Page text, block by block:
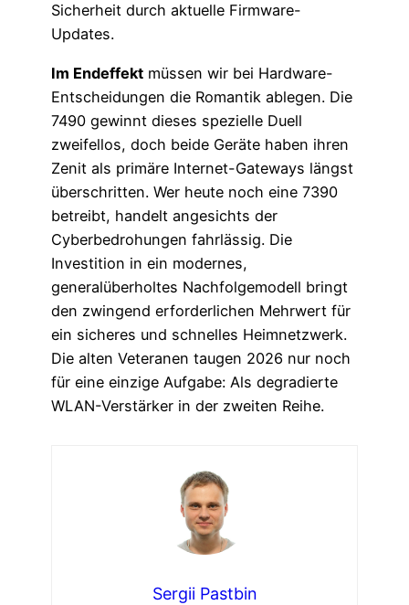
Sicherheit durch aktuelle Firmware-
Updates.
Im Endeffekt müssen wir bei Hardware-
Entscheidungen die Romantik ablegen. Die
7490 gewinnt dieses spezielle Duell
zweifellos, doch beide Geräte haben ihren
Zenit als primäre Internet-Gateways längst
überschritten. Wer heute noch eine 7390
betreibt, handelt angesichts der
Cyberbedrohungen fahrlässig. Die
Investition in ein modernes,
generalüberholtes Nachfolgemodell bringt
den zwingend erforderlichen Mehrwert für
ein sicheres und schnelles Heimnetzwerk.
Die alten Veteranen taugen 2026 nur noch
für eine einzige Aufgabe: Als degradierte
WLAN-Verstärker in der zweiten Reihe.
Sergii Pastbin